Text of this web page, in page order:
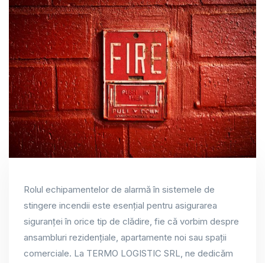
Rolul echipamentelor de alarmă în sistemele de
stingere incendii este esențial pentru asigurarea
siguranței în orice tip de clădire, fie că vorbim despre
ansambluri rezidențiale, apartamente noi sau spații
comerciale. La TERMO LOGISTIC SRL, ne dedicăm